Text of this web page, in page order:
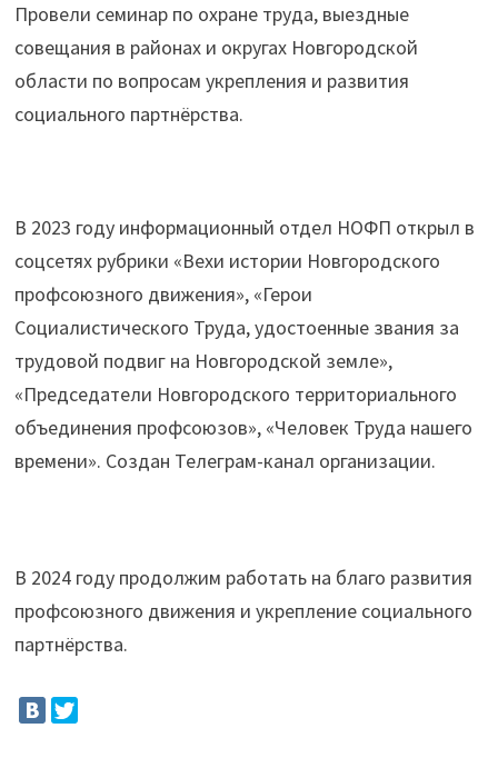
Провели семинар по охране труда, выездные
совещания в районах и округах Новгородской
области по вопросам укрепления и развития
социального партнёрства.
В 2023 году информационный отдел НОФП открыл в
соцсетях рубрики «Вехи истории Новгородского
профсоюзного движения», «Герои
Социалистического Труда, удостоенные звания за
трудовой подвиг на Новгородской земле»,
«Председатели Новгородского территориального
объединения профсоюзов», «Человек Труда нашего
времени». Создан Телеграм-канал организации.
В 2024 году продолжим работать на благо развития
профсоюзного движения и укрепление социального
партнёрства.